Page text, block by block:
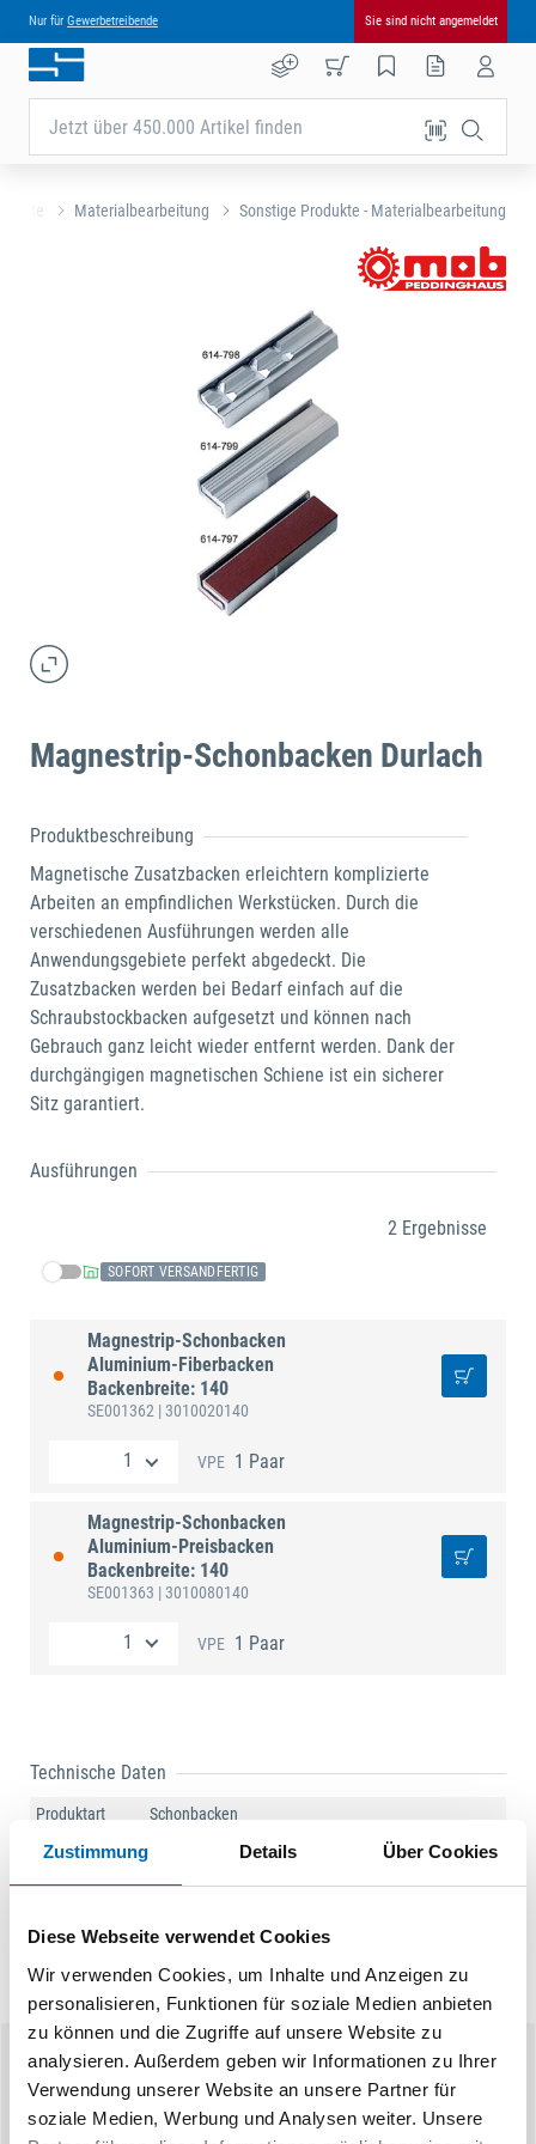
Zustimmung Details Über Cookies
Diese Webseite verwendet Cookies
Wir verwenden Cookies, um Inhalte und Anzeigen zu
personalisieren, Funktionen für soziale Medien anbieten
zu können und die Zugriffe auf unsere Website zu
analysieren. Außerdem geben wir Informationen zu Ihrer
Verwendung unserer Website an unsere Partner für
soziale Medien, Werbung und Analysen weiter. Unsere
Nur für Gewerbetreibende Sie sind nicht angemeldet
Jetzt über 450.000 Artikel finden
Materialbearbeitung Sonstige Produkte - Materialbearbeitung
Magnestrip-Schonbacken Durlach
Produktbeschreibung
Magnetische Zusatzbacken erleichtern komplizierte
Arbeiten an empfindlichen Werkstücken. Durch die
verschiedenen Ausführungen werden alle
Anwendungsgebiete perfekt abgedeckt. Die
Zusatzbacken werden bei Bedarf einfach auf die
Schraubstockbacken aufgesetzt und können nach
Gebrauch ganz leicht wieder entfernt werden. Dank der
durchgängigen magnetischen Schiene ist ein sicherer
Sitz garantiert.
Ausführungen
2 Ergebnisse
SOFORT VERSANDFERTIG
Magnestrip-Schonbacken
Aluminium-Fiberbacken
Backenbreite: 140
SE001362 | 3010020140
VPE 1 Paar
Magnestrip-Schonbacken
Aluminium-Preisbacken
Backenbreite: 140
SE001363 | 3010080140
VPE 1 Paar
Technische Daten
Produktart Schonbacken
Ähnliche Produkte